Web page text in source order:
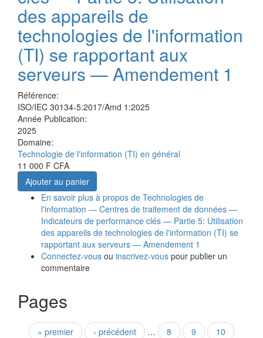
des appareils de
technologies de l'information
(TI) se rapportant aux
serveurs — Amendement 1
Référence:
ISO/IEC 30134-5:2017/Amd 1:2025
Année Publication:
2025
Domaine:
Technologie de l'information (TI) en général
11 000 F CFA
Ajouter au panier
En savoir plus à propos de Technologies de
l'information — Centres de traitement de données —
Indicateurs de performance clés — Partie 5: Utilisation
des appareils de technologies de l'information (TI) se
rapportant aux serveurs — Amendement 1
Connectez-vous ou inscrivez-vous pour publier un
commentaire
Pages
« premier ‹ précédent … 8 9
10